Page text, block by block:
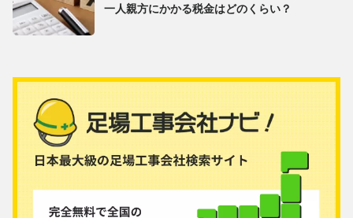
一人親方にかかる税金はどのくらい？